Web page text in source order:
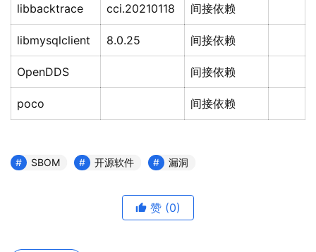
libbacktrace cci.20210118 间接依赖
libmysqlclient 8.0.25 间接依赖
OpenDDS 间接依赖
poco 间接依赖
SBOM 开源软件 漏洞
赞 (0)